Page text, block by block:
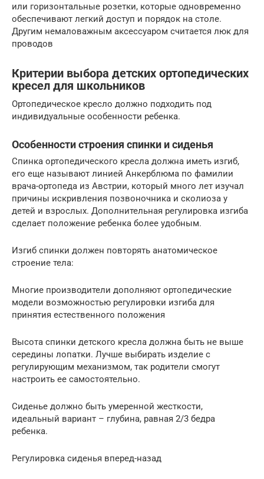
или горизонтальные розетки, которые одновременно
обеспечивают легкий доступ и порядок на столе.
Другим немаловажным аксессуаром считается люк для
проводов
Критерии выбора детских ортопедических
кресел для школьников
Ортопедическое кресло должно подходить под
индивидуальные особенности ребенка.
Особенности строения спинки и сиденья
Спинка ортопедического кресла должна иметь изгиб,
его еще называют линией Анкерблюма по фамилии
врача-ортопеда из Австрии, который много лет изучал
причины искривления позвоночника и сколиоза у
детей и взрослых. Дополнительная регулировка изгиба
сделает положение ребенка более удобным.
Изгиб спинки должен повторять анатомическое
строение тела:
Многие производители дополняют ортопедические
модели возможностью регулировки изгиба для
принятия естественного положения
Высота спинки детского кресла должна быть не выше
середины лопатки. Лучше выбирать изделие с
регулирующим механизмом, так родители смогут
настроить ее самостоятельно.
Сиденье должно быть умеренной жесткости,
идеальный вариант – глубина, равная 2/3 бедра
ребенка.
Регулировка сиденья вперед-назад